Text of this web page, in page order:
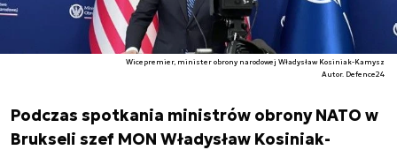
Wicepremier, minister obrony narodowej Władysław Kosiniak-Kamysz
Autor. Defence24
Podczas spotkania ministrów obrony NATO w
Brukseli szef MON Władysław Kosiniak-